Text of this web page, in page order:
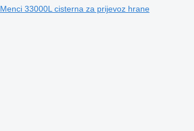
Menci 33000L cisterna za prijevoz hrane